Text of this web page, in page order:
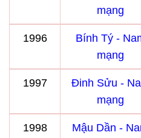
mạng
1996
Bính Tý -
mạng
1997
Đinh Sửu -
mạng
1998
Mậu Dần -